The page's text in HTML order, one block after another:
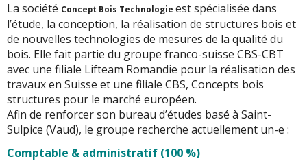
CONTACT
DEVIS
La société Concept Bois Technologie est spécialisée dans
l’étude, la conception, la réalisation de structures bois et
de nouvelles technologies de mesures de la qualité du
bois. Elle fait partie du groupe franco-suisse CBS-CBT
avec une filiale Lifteam Romandie pour la réalisation des
travaux en Suisse et une filiale CBS, Concepts bois
structures pour le marché européen.
Afin de renforcer son bureau d’études basé à Saint-
Sulpice (Vaud), le groupe recherche actuellement un-e :
Comptable & administratif (100 %)